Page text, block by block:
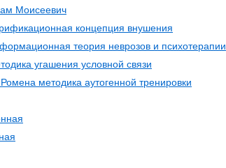
Моисеевич
концепция внушения
теория неврозов и психотерапии
угашения условной связи
методика аутогенной тренировки